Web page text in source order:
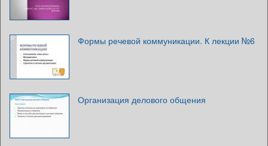
Формы речевой коммуникации. К лекции №6
Организация делового общения